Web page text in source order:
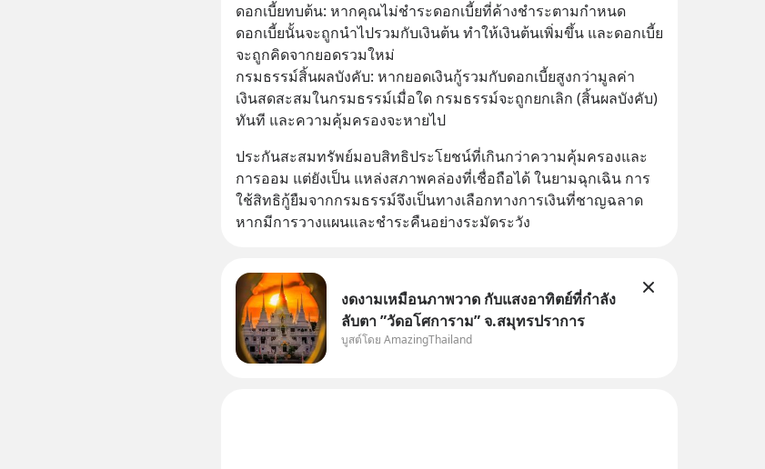
ดอกเบี้ยทบต้น: หากคุณไม่ชำระดอกเบี้ยที่ค้างชำระตามกำหนด
ดอกเบี้ยนั้นจะถูกนำไปรวมกับเงินต้น ทำให้เงินต้นเพิ่มขึ้น และดอกเบี้ย
จะถูกคิดจากยอดรวมใหม่
กรมธรรม์สิ้นผลบังคับ: หากยอดเงินกู้รวมกับดอกเบี้ยสูงกว่ามูลค่า
เงินสดสะสมในกรมธรรม์เมื่อใด กรมธรรม์จะถูกยกเลิก (สิ้นผลบังคับ)
ทันที และความคุ้มครองจะหายไป
ประกันสะสมทรัพย์มอบสิทธิประโยชน์ที่เกินกว่าความคุ้มครองและ
การออม แต่ยังเป็น แหล่งสภาพคล่องที่เชื่อถือได้ ในยามฉุกเฉิน การ
ใช้สิทธิกู้ยืมจากกรมธรรม์จึงเป็นทางเลือกทางการเงินที่ชาญฉลาด
หากมีการวางแผนและชำระคืนอย่างระมัดระวัง
งดงามเหมือนภาพวาด กับแสงอาทิตย์ที่กำลัง
ลับตา ”วัดอโศการาม” จ.สมุทรปราการ
บูสต์โดย AmazingThailand